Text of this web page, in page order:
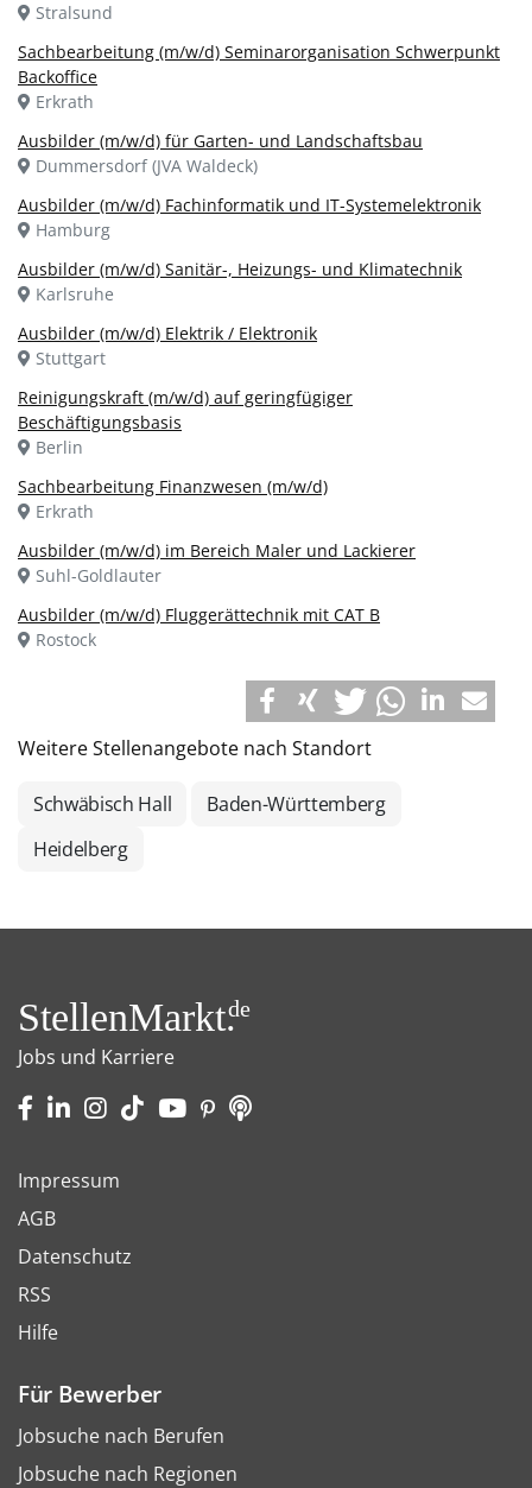
Stralsund
Sachbearbeitung (m/w/d) Seminarorganisation Schwerpunkt
Backoffice
Erkrath
Ausbilder (m/w/d) für Garten- und Landschaftsbau
Dummersdorf (JVA Waldeck)
Ausbilder (m/w/d) Fachinformatik und IT-Systemelektronik
Hamburg
Ausbilder (m/w/d) Sanitär-, Heizungs- und Klimatechnik
Karlsruhe
Ausbilder (m/w/d) Elektrik / Elektronik
Stuttgart
Reinigungskraft (m/w/d) auf geringfügiger
Beschäftigungsbasis
Berlin
Sachbearbeitung Finanzwesen (m/w/d)
Erkrath
Ausbilder (m/w/d) im Bereich Maler und Lackierer
Suhl-Goldlauter
Ausbilder (m/w/d) Fluggerättechnik mit CAT B
Rostock
Weitere Stellenangebote nach Standort
Schwäbisch Hall
Baden-Württemberg
Heidelberg
StellenMarkt.de
Jobs und Karriere
Impressum
AGB
Datenschutz
RSS
Hilfe
Für Bewerber
Jobsuche nach Berufen
Jobsuche nach Regionen